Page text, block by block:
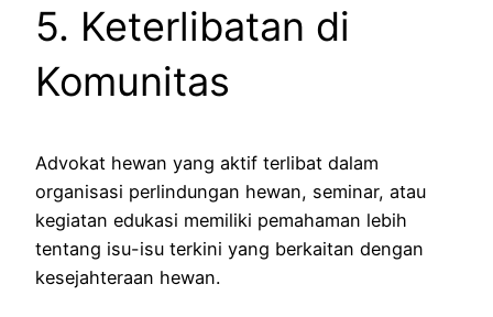
5. Keterlibatan di
Komunitas
Advokat hewan yang aktif terlibat dalam
organisasi perlindungan hewan, seminar, atau
kegiatan edukasi memiliki pemahaman lebih
tentang isu-isu terkini yang berkaitan dengan
kesejahteraan hewan.